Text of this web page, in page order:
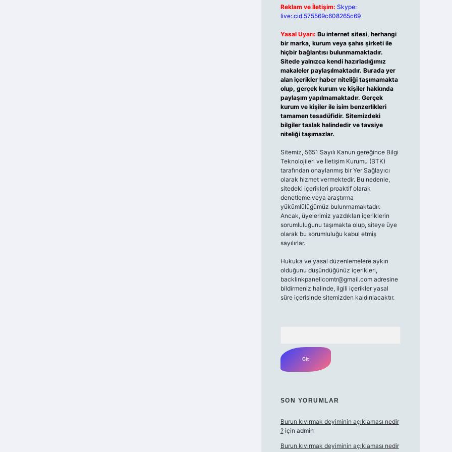
Reklam ve İletişim: Skype:
live:.cid.575569c608265c69
Yasal Uyarı: Bu internet sitesi, herhangi
bir marka, kurum veya şahıs şirketi ile
hiçbir bağlantısı bulunmamaktadır.
Sitede yalnızca kendi hazırladığımız
makaleler paylaşılmaktadır. Burada yer
alan içerikler haber niteliği taşımamakta
olup, gerçek kurum ve kişiler hakkında
paylaşım yapılmamaktadır. Gerçek
kurum ve kişiler ile isim benzerlikleri
tamamen tesadüfidir. Sitemizdeki
bilgiler taslak halindedir ve tavsiye
niteliği taşımazlar.
Sitemiz, 5651 Sayılı Kanun gereğince Bilgi
Teknolojileri ve İletişim Kurumu (BTK)
tarafından onaylanmış bir Yer Sağlayıcı
olarak hizmet vermektedir. Bu nedenle,
sitedeki içerikleri proaktif olarak
denetleme veya araştırma
yükümlülüğümüz bulunmamaktadır.
Ancak, üyelerimiz yazdıkları içeriklerin
sorumluluğunu taşımakta olup, siteye üye
olarak bu sorumluluğu kabul etmiş
sayılırlar.
Hukuka ve yasal düzenlemelere aykırı
olduğunu düşündüğünüz içerikleri,
backlinkpanelicomtr@gmail.comadresine
bildirmeniz halinde, ilgili içerikler yasal
süre içerisinde sitemizden kaldırılacaktır.
SON YORUMLAR
Burun kıvırmak deyiminin açıklaması nedir
?için admin
Burun kıvırmak deyiminin açıklaması nedir